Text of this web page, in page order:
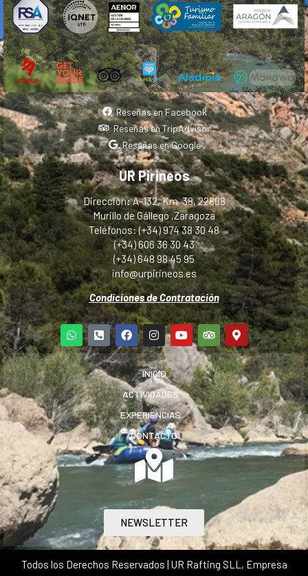
Reseñas en Facebook
Reseñas en TripAdvisor
Reseñas en Google
UR Pirineos
Dirección: A-132, Km. 38, 22808
Murillo de Gállego ,Zaragoza
Teléfonos: (+34) 974 38 30 48
(+34) 606 36 30 43
(+34) 648 98 45 95
info@urpirineos.es
Condiciones de Contratación
INICIO
ACTIVIDADES
EXPERIENCIAS
CONTACTO
NEWSLETTER
Todos los Derechos Reservados | UR Rafting SLL, Empresa